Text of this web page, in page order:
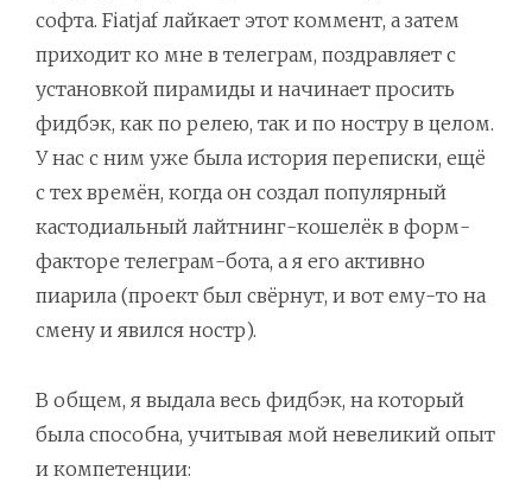
софта. Fiatjaf лайкает этот коммент, а затем
приходит ко мне в телеграм, поздравляет с
установкой пирамиды и начинает просить
фидбэк, как по релею, так и по ностру в целом.
У нас с ним уже была история переписки, ещё
с тех времён, когда он создал популярный
кастодиальный лайтнинг-кошелёк в форм-
факторе телеграм-бота, а я его активно
пиарила (проект был свёрнут, и вот ему-то на
смену и явился ностр).
В общем, я выдала весь фидбэк, на который
была способна, учитывая мой невеликий опыт
и компетенции: